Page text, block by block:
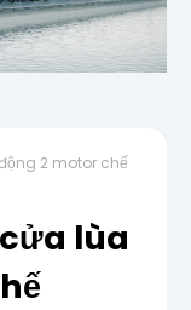
2 motor chế
lùa